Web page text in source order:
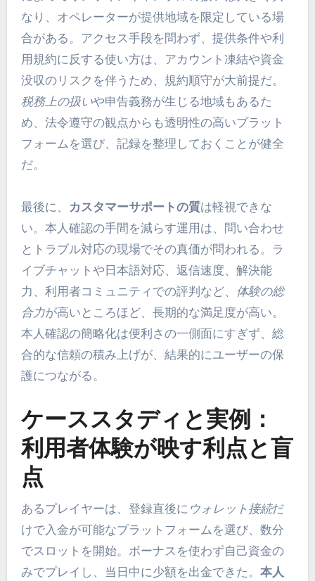
なり、オペレーターが提供地域を限定している場
合がある。アクセス手段を問わず、提供条件や利
用規約に反する使い方は、アカウント凍結や資金
没収のリスクを伴うため、規約順守が大前提だ。
税務上の扱いや申告義務が生じる地域もあるた
め、法令遵守の観点からも透明性の高いプラット
フォームを選び、記録を整理しておくことが健全
だ。
最後に、 カスタマーサポートの質は軽視できな
い。本人確認の手間を減らす運用は、問い合わせ
とトラブル対応の現場でその真価が問われる。ラ
イブチャットや日本語対応、返信速度、解決能
力、利用者コミュニティでの評判など、
体験の総
合力が高いところほど、長期的な満足度が高い。
本人確認の簡略化は便利さの一側面にすぎず、総
合的な信頼の積み上げが、結果的にユーザーの保
護につながる。
ケーススタディと実例：
利用者体験が映す利点と盲
点
あるプレイヤーは、登録直後に ウォレット接続だ
けで入金が可能なプラットフォームを選び、数分
でスロットを開始。ボーナスを使わず自己資金の
みでプレイし、当日中に少額を出金できた。 本人